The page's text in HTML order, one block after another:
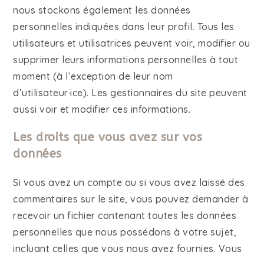
nous stockons également les données
personnelles indiquées dans leur profil. Tous les
utilisateurs et utilisatrices peuvent voir, modifier ou
supprimer leurs informations personnelles à tout
moment (à l’exception de leur nom
d’utilisateur·ice). Les gestionnaires du site peuvent
aussi voir et modifier ces informations.
Les droits que vous avez sur vos
données
Si vous avez un compte ou si vous avez laissé des
commentaires sur le site, vous pouvez demander à
recevoir un fichier contenant toutes les données
personnelles que nous possédons à votre sujet,
incluant celles que vous nous avez fournies. Vous